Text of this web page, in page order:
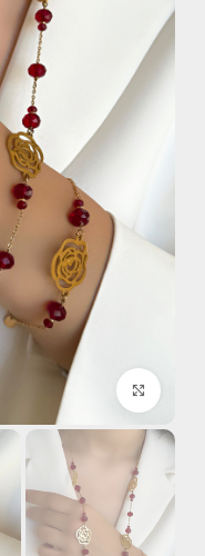
بزرگنمایی تصویر